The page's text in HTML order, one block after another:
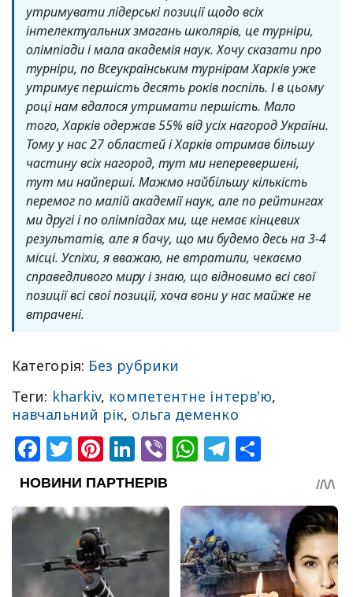
утримувати лідерські позиції щодо всіх
інтелектуальних змагань школярів, це турніри,
олімпіади і мала академія наук. Хочу сказати про
турніри, по Всеукраїнським турнірам Харків уже
утримує першість десять років поспіль. І в цьому
році нам вдалося утримати першість. Мало
того, Харків одержав 55% від усіх нагород України.
Тому у нас 27 областей і Харків отримав більшу
частину всіх нагород, тут ми неперевершені,
тут ми найперші. Мажмо найбільшу кількість
перемог по малій академії наук, але по рейтингах
ми другі і по олімпіадах ми, ще немає кінцевих
результатів, але я бачу, що ми будемо десь на 3-4
місці. Успіхи, я вважаю, не втратили, чекаємо
справедливого миру і знаю, що відновимо всі свої
позиції всі свої позиції, хоча вони у нас майже не
втрачені.
Категорія: Без рубрики
Теги: kharkiv, компетентне інтерв'ю,
навчальний рік, ольга деменко
Facebook
Twitter
Pinterest
LinkedIn
ViberWhatsApp
Telegram